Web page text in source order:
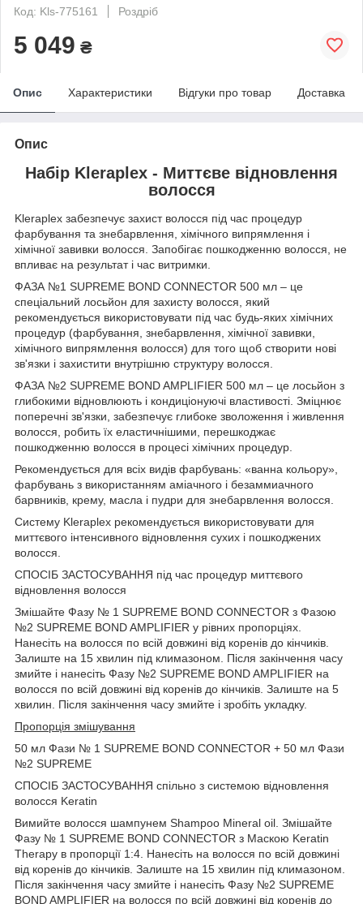
Код: Kls-775161
Роздріб
5 049 ₴
Опис Характеристики Відгуки про товар Доставка
Опис
Набір Kleraplex - Миттєве відновлення
волосся
Kleraplex забезпечує захист волосся під час процедур
фарбування та знебарвлення, хімічного випрямлення і
хімічної завивки волосся. Запобігає пошкодженню волосся, не
впливає на результат і час витримки.
ФАЗА №1 SUPREME BOND CONNECTOR 500 мл – це
спеціальний лосьйон для захисту волосся, який
рекомендується використовувати під час будь-яких хімічних
процедур (фарбування, знебарвлення, хімічної завивки,
хімічного випрямлення волосся) для того щоб створити нові
зв'язки і захистити внутрішню структуру волосся.
ФАЗА №2 SUPREME BOND AMPLIFIER 500 мл – це лосьйон з
глибокими відновлюють і кондиціонуючі властивості. Зміцнює
поперечні зв'язки, забезпечує глибоке зволоження і живлення
волосся, робить їх еластичнішими, перешкоджає
пошкодженню волосся в процесі хімічних процедур.
Рекомендується для всіх видів фарбувань: «ванна кольору»,
фарбувань з використанням аміачного і безаммиачного
барвників, крему, масла і пудри для знебарвлення волосся.
Систему Kleraplex рекомендується використовувати для
миттєвого інтенсивного відновлення сухих і пошкоджених
волосся.
СПОСІБ ЗАСТОСУВАННЯ під час процедур миттєвого
відновлення волосся
Змішайте Фазу № 1 SUPREME BOND CONNECTOR з Фазою
№2 SUPREME BOND AMPLIFIER у рівних пропорціях.
Нанесіть на волосся по всій довжині від коренів до кінчиків.
Залиште на 15 хвилин під климазоном. Після закінчення часу
змийте і нанесіть Фазу №2 SUPREME BOND AMPLIFIER на
волосся по всій довжині від коренів до кінчиків. Залиште на 5
хвилин. Після закінчення часу змийте і зробіть укладку.
Пропорція змішування
50 мл Фази № 1 SUPREME BOND CONNECTOR + 50 мл Фази
№2 SUPREME
СПОСІБ ЗАСТОСУВАННЯ спільно з системою відновлення
волосся Keratin
Вимийте волосся шампунем Shampoo Mineral oil. Змішайте
Фазу № 1 SUPREME BOND CONNECTOR з Маскою Keratin
Therapy в пропорції 1:4. Нанесіть на волосся по всій довжині
від коренів до кінчиків. Залиште на 15 хвилин під климазоном.
Після закінчення часу змийте і нанесіть Фазу №2 SUPREME
BOND AMPLIFIER на волосся по всій довжині від коренів до